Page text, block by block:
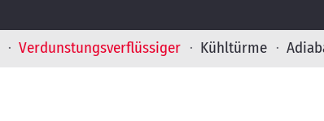
Verdunstungsverflüssiger Kühltürme